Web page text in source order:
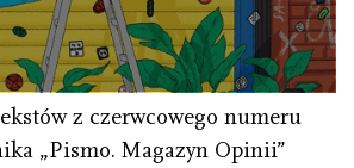
z czerwcowego numeru
„Pismo. Magazyn Opinii”